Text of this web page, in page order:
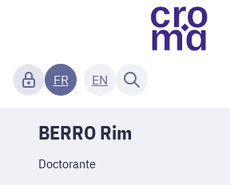
FR EN
BERRO Rim
Doctorante